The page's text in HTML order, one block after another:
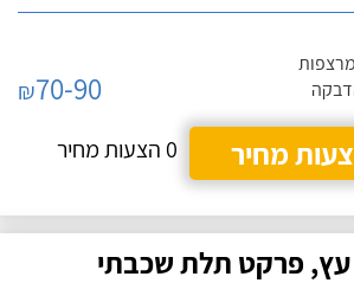
₪70-90
מחיר
0 הצעות מחיר
פרקט תלת שכבתי